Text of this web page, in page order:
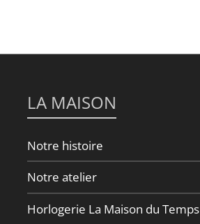
LA MAISON
Notre histoire
Notre atelier
Horlogerie La Maison du Temps